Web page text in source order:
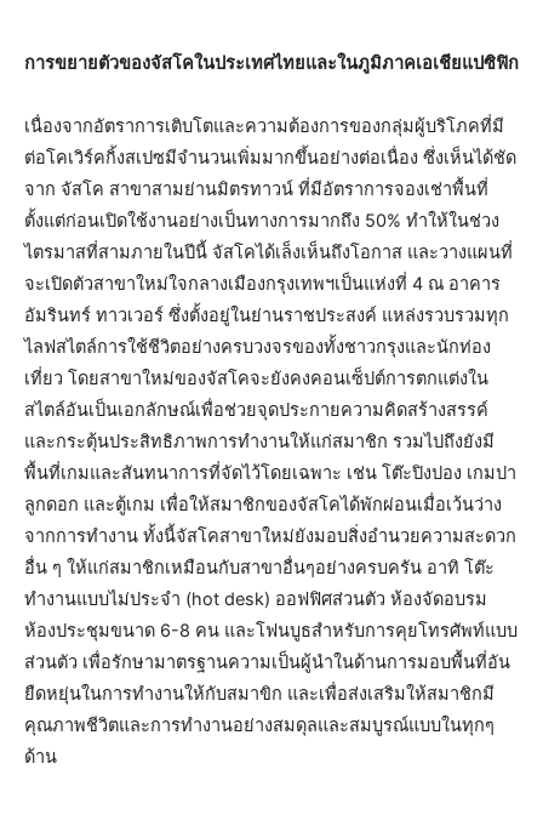
การขยายตัวของจัสโคในประเทศไทยและในภูมิภาคเอเชียแปซิฟิก
เนื่องจากอัตราการเติบโตและความต้องการของกลุ่มผู้บริโภคที่มี
ต่อโคเวิร์คกิ้งสเปซมีจำนวนเพิ่มมากขึ้นอย่างต่อเนื่อง ซึ่งเห็นได้ชัด
จาก จัสโค สาขาสามย่านมิตรทาวน์ ที่มีอัตราการจองเช่าพื้นที่
ตั้งแต่ก่อนเปิดใช้งานอย่างเป็นทางการมากถึง 50% ทำให้ในช่วง
ไตรมาสที่สามภายในปีนี้ จัสโคได้เล็งเห็นถึงโอกาส และวางแผนที่
จะเปิดตัวสาขาใหม่ใจกลางเมืองกรุงเทพฯเป็นแห่งที่ 4 ณ อาคาร
อัมรินทร์ ทาวเวอร์ ซึ่งตั้งอยู่ในย่านราชประสงค์ แหล่งรวบรวมทุก
ไลฟสไตล์การใช้ชีวิตอย่างครบวงจรของทั้งชาวกรุงและนักท่อง
เที่ยว โดยสาขาใหม่ของจัสโคจะยังคงคอนเซ็ปต์การตกแต่งใน
สไตล์อันเป็นเอกลักษณ์เพื่อช่วยจุดประกายความคิดสร้างสรรค์
และกระตุ้นประสิทธิภาพการทำงานให้แก่สมาชิก รวมไปถึงยังมี
พื้นที่เกมและสันทนาการที่จัดไว้โดยเฉพาะ เช่น โต๊ะปิงปอง เกมปา
ลูกดอก และตู้เกม เพื่อให้สมาชิกของจัสโคได้พักผ่อนเมื่อเว้นว่าง
จากการทำงาน ทั้งนี้จัสโคสาขาใหม่ยังมอบสิ่งอำนวยความสะดวก
อื่น ๆ ให้แก่สมาชิกเหมือนกับสาขาอื่นๆอย่างครบครัน อาทิ โต๊ะ
ทำงานแบบไม่ประจำ (hot desk) ออฟฟิศส่วนตัว ห้องจัดอบรม
ห้องประชุมขนาด 6-8 คน และโฟนบูธสำหรับการคุยโทรศัพท์แบบ
ส่วนตัว เพื่อรักษามาตรฐานความเป็นผู้นำในด้านการมอบพื้นที่อัน
ยืดหยุ่นในการทำงานให้กับสมาขิก และเพื่อส่งเสริมให้สมาชิกมี
คุณภาพชีวิตและการทำงานอย่างสมดุลและสมบูรณ์แบบในทุกๆ
ด้าน